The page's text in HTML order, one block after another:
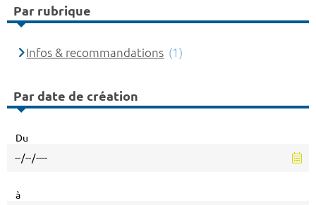
Par rubrique
Infos & recommandations (1)
Par date de création
Du
à